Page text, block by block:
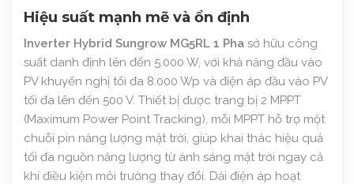
Hiệu suất mạnh mẽ và ổn định
Inverter Hybrid Sungrow MG5RL 1 Pha sở hữu công
suất danh định lên đến 5.000 W, với khả năng đầu vào
PV khuyến nghị tối đa 8.000 Wp và điện áp đầu vào PV
tối đa lên đến 500 V. Thiết bị được trang bị 2 MPPT
(Maximum Power Point Tracking), mỗi MPPT hỗ trợ một
chuỗi pin năng lượng mặt trời, giúp khai thác hiệu quả
tối đa nguồn năng lượng từ ánh sáng mặt trời ngay cả
khi điều kiện môi trường thay đổi. Dải điện áp hoạt